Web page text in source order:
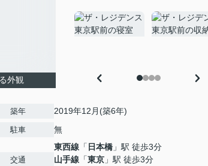
外観
築年 2019年12月(築6年)
駐車 無
交通
東西線 「日本橋 」駅 徒歩3分
山手線 「東京 」駅 徒歩3分